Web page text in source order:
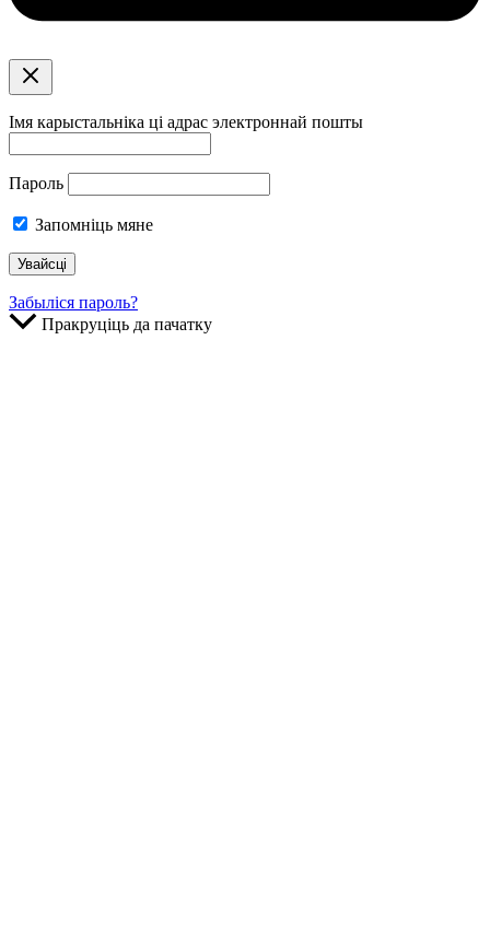
Імя карыстальніка ці адрас электроннай пошты
Пароль
Запомніць мяне
Забыліся пароль?
Пракруціць да пачатку